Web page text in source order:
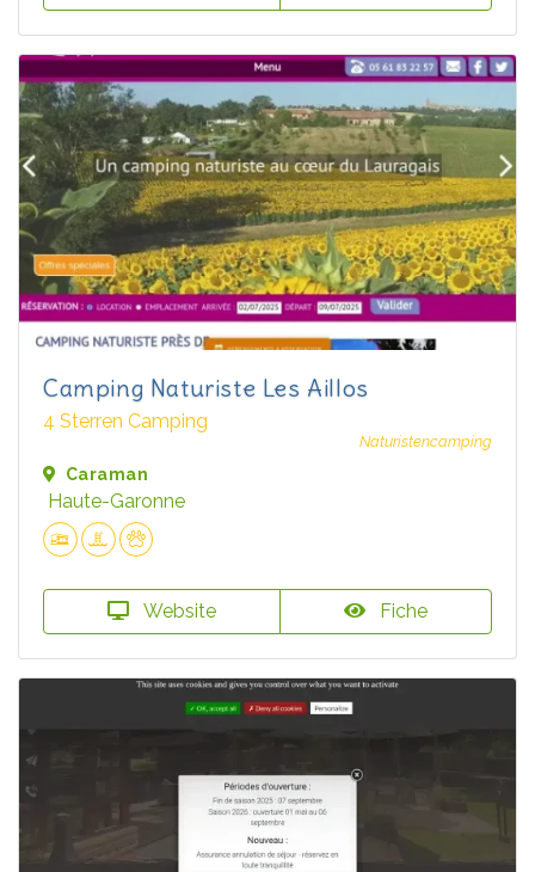
Camping Naturiste Les Aillos
4 Sterren Camping
Naturistencamping
Caraman
Haute-Garonne
Website Fiche